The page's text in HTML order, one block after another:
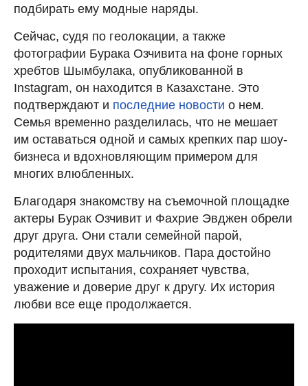
подбирать ему модные наряды.
Сейчас, судя по геолокации, а также
фотографии Бурака Озчивита на фоне горных
хребтов Шымбулака, опубликованной в
Instagram, он находится в Казахстане. Это
подтверждают и последние новости о нем.
Семья временно разделилась, что не мешает
им оставаться одной и самых крепких пар шоу-
бизнеса и вдохновляющим примером для
многих влюбленных.
Благодаря знакомству на съемочной площадке
актеры Бурак Озчивит и Фахрие Эвджен обрели
друг друга. Они стали семейной парой,
родителями двух мальчиков. Пара достойно
проходит испытания, сохраняет чувства,
уважение и доверие друг к другу. Их история
любви все еще продолжается.